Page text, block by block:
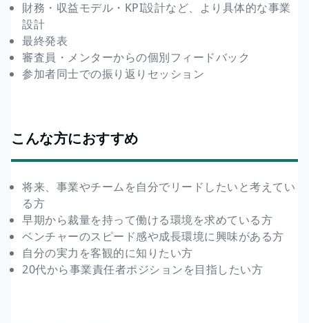
財務・収益モデル・KPI設計など、より具体的な事業
設計
最終発表
審査員・メンターからの個別フィードバック
参加者同士での振り返りセッション
こんな方におすすめ
将来、事業やチームを自分でリードしたいと考えてい
る方
早期から裁量を持って働ける環境を求めている方
ベンチャーのスピード感や成長環境に興味がある方
自分の実力を客観的に知りたい方
20代から事業責任者ポジションを目指したい方